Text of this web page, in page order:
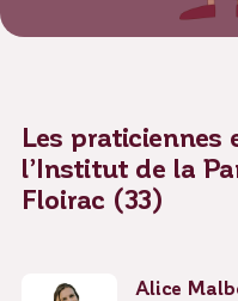
Les praticiennes
l’Institut de la
Floirac (33)
Alice